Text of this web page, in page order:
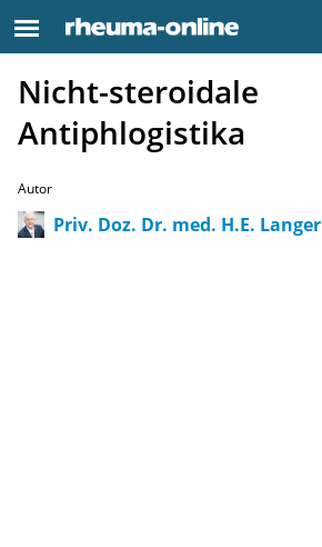
Nicht-steroidale
Antiphlogistika
Autor
Priv. Doz. Dr. med. H.E. Langer